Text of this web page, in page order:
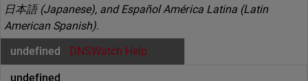
日本語 (Japanese), and Español América Latina (Latin
American Spanish).
DNSWatch Help